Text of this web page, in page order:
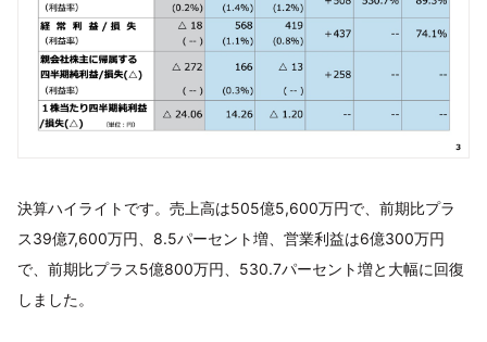
決算ハイライトです。売上高は505億5,600万円で、前期比プラ
ス39億7,600万円、8.5パーセント増、営業利益は6億300万円
で、前期比プラス5億800万円、530.7パーセント増と大幅に回復
しました。